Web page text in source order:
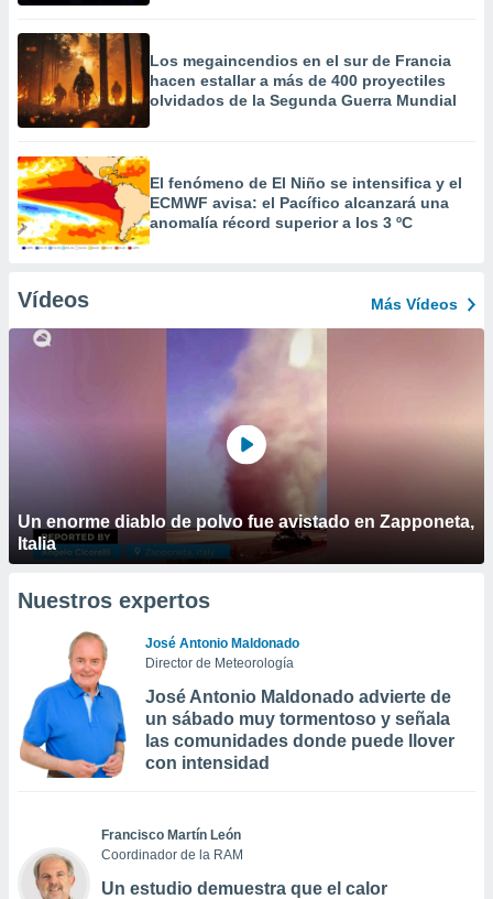
Los megaincendios en el sur de Francia
hacen estallar a más de 400 proyectiles
olvidados de la Segunda Guerra Mundial
El fenómeno de El Niño se intensifica y el
ECMWF avisa: el Pacífico alcanzará una
anomalía récord superior a los 3 ºC
Vídeos Más Vídeos
Un enorme diablo de polvo fue avistado en Zapponeta,
Italia
Nuestros expertos
José Antonio Maldonado
Director de Meteorología
José Antonio Maldonado advierte de
un sábado muy tormentoso y señala
las comunidades donde puede llover
con intensidad
Francisco Martín León
Coordinador de la RAM
Un estudio demuestra que el calor